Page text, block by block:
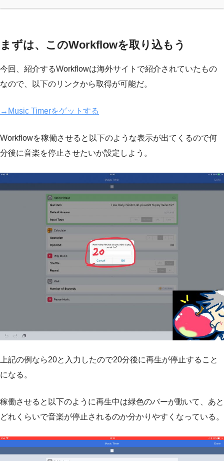
まずは、このWorkflowを取り込もう
今回、紹介するWorkflowは海外サイトで紹介されていたもの
なので、以下のリンクから取得が可能だ。
→Music Timerをゲットする
Workflowを稼働させると以下のような表示が出てくるので何
分後に音楽を停止させたいか設定しよう。
上記の例なら20と入力したので20分後に再生が停止すること
になる。
稼働させると以下のように再生中は緑色のバーが動いて、あと
どれくらいで音楽が停止されるのか分かりやすくなっている。